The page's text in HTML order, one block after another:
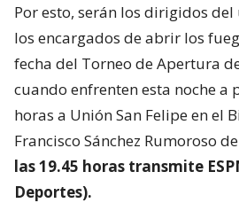
Por esto, serán los dirigidos
los encargados de abrir los
fecha del Torneo de Apertura
cuando enfrenten esta noche a
horas a Unión San Felipe en el
Francisco Sánchez Rumoroso
las 19.45 horas transmite
Deportes).